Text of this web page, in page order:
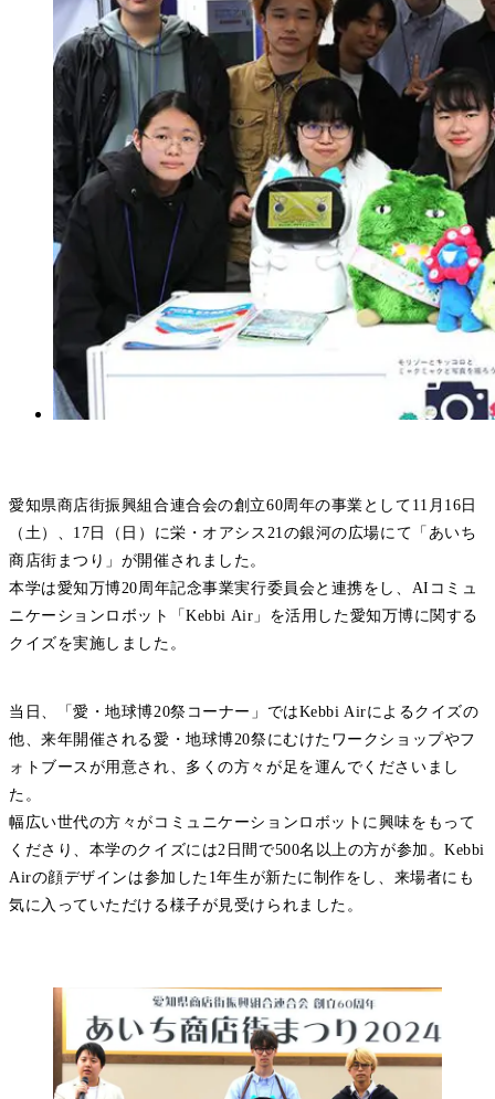
愛知県商店街振興組合連合会の創立60周年の事業として11月16日
（土）、17日（日）に栄・オアシス21の銀河の広場にて「あいち
商店街まつり」が開催されました。
本学は愛知万博20周年記念事業実行委員会と連携をし、AIコミュ
ニケーションロボット「Kebbi Air」を活用した愛知万博に関する
クイズを実施しました。
当日、「愛・地球博20祭コーナー」ではKebbi Airによるクイズの
他、来年開催される愛・地球博20祭にむけたワークショップやフ
ォトブースが用意され、多くの方々が足を運んでくださいまし
た。
幅広い世代の方々がコミュニケーションロボットに興味をもって
くださり、本学のクイズには2日間で500名以上の方が参加。Kebbi
Airの顔デザインは参加した1年生が新たに制作をし、来場者にも
気に入っていただける様子が見受けられました。